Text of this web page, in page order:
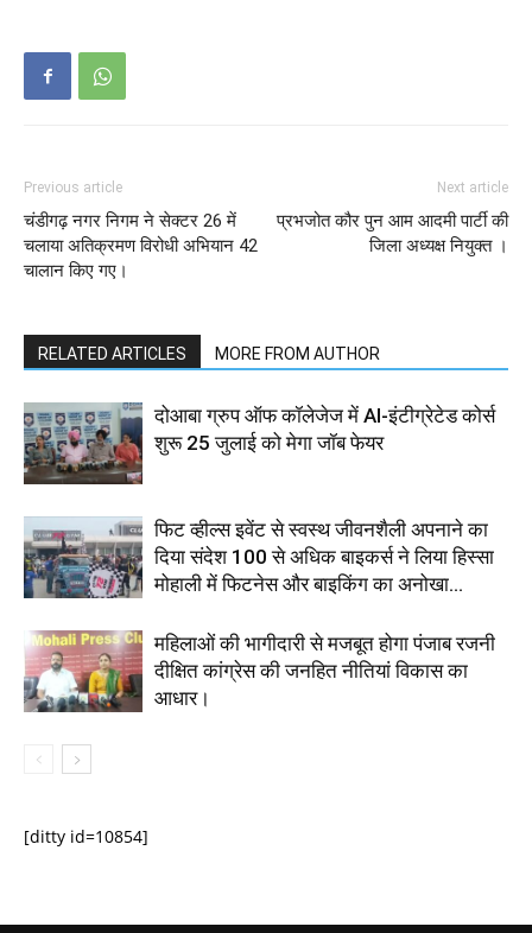
Previous article
चंडीगढ़ नगर निगम ने सेक्टर 26 में
चलाया अतिक्रमण विरोधी अभियान 42
चालान किए गए।
Next article
प्रभजोत कौर पुन आम आदमी पार्टी की
जिला अध्यक्ष नियुक्त ।
RELATED ARTICLES MORE FROM AUTHOR
दोआबा ग्रुप ऑफ कॉलेजेज में AI-इंटीग्रेटेड कोर्स
शुरू 25 जुलाई को मेगा जॉब फेयर
फिट व्हील्स इवेंट से स्वस्थ जीवनशैली अपनाने का
दिया संदेश 100 से अधिक बाइकर्स ने लिया हिस्सा
मोहाली में फिटनेस और बाइकिंग का अनोखा...
महिलाओं की भागीदारी से मजबूत होगा पंजाब रजनी
दीक्षित कांग्रेस की जनहित नीतियां विकास का
आधार।
[ditty id=10854]